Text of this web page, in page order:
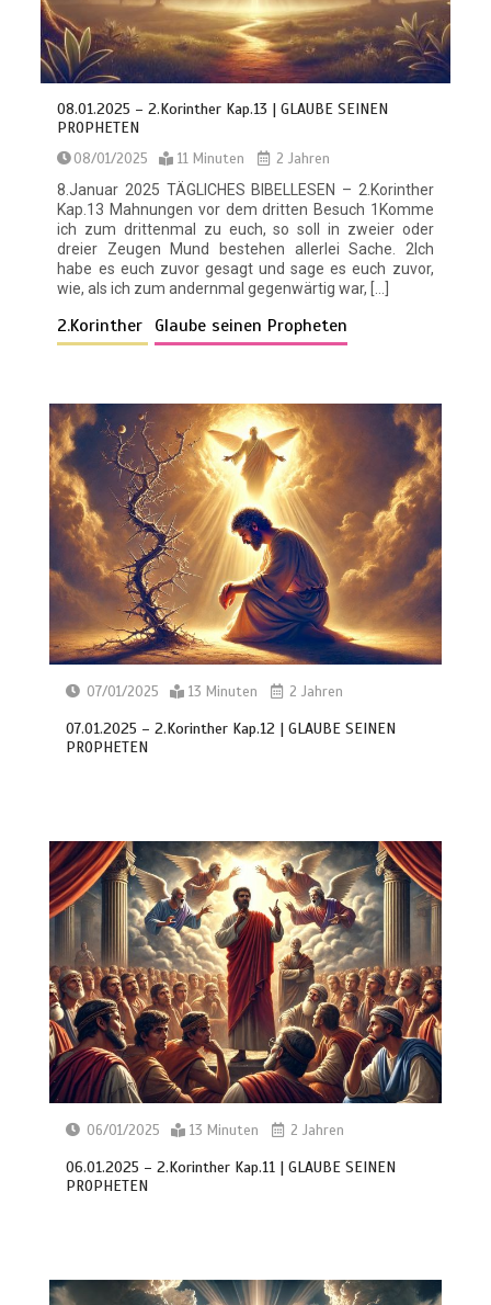
08.01.2025 – 2.Korinther Kap.13 | GLAUBE SEINEN
PROPHETEN
08/01/2025 11 Minuten
2 Jahren
8.Januar 2025 TÄGLICHES BIBELLESEN – 2.Korinther
Kap.13 Mahnungen vor dem dritten Besuch 1Komme
ich zum drittenmal zu euch, so soll in zweier oder
dreier Zeugen Mund bestehen allerlei Sache. 2Ich
habe es euch zuvor gesagt und sage es euch zuvor,
wie, als ich zum andernmal gegenwärtig war, […]
2.Korinther Glaube seinen Propheten
07/01/2025 13 Minuten 2 Jahren
07.01.2025 – 2.Korinther Kap.12 | GLAUBE SEINEN
PROPHETEN
06/01/2025 13 Minuten 2 Jahren
06.01.2025 – 2.Korinther Kap.11 | GLAUBE SEINEN
PROPHETEN